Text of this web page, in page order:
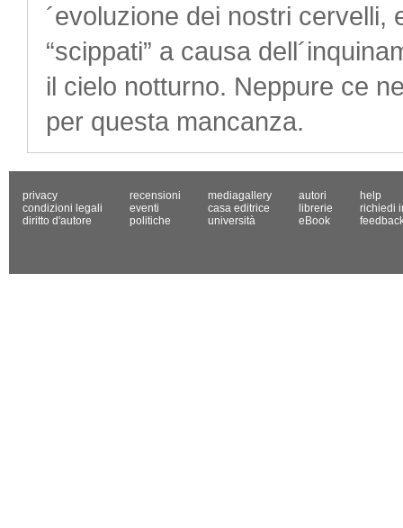
´evoluzione dei nostri
“scippati” a causa
il cielo notturno. Neppure ce
per questa mancanza.
privacy
condizioni legali
diritto d'autore
recensioni
eventi
politiche
mediagallery
casa editrice
università
autori
librerie
eBook
help
richiedi